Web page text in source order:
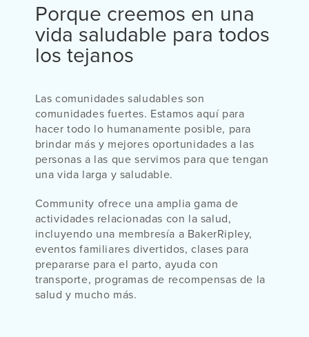
Porque creemos en una
vida saludable para todos
los tejanos
Las comunidades saludables son
comunidades fuertes. Estamos aquí para
hacer todo lo humanamente posible, para
brindar más y mejores oportunidades a las
personas a las que servimos para que tengan
una vida larga y saludable.
Community ofrece una amplia gama de
actividades relacionadas con la salud,
incluyendo una membresía a BakerRipley,
eventos familiares divertidos, clases para
prepararse para el parto, ayuda con
transporte, programas de recompensas de la
salud y mucho más.